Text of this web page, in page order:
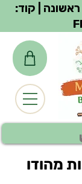
ראשונה | קוד:
מהודו